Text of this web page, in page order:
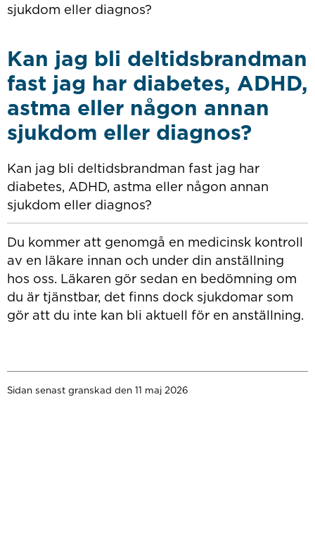
sjukdom eller diagnos?
Kan jag bli deltidsbrandman
fast jag har diabetes, ADHD,
astma eller någon annan
sjukdom eller diagnos?
Kan jag bli deltidsbrandman fast jag har
diabetes, ADHD, astma eller någon annan
sjukdom eller diagnos?
Du kommer att genomgå en medicinsk kontroll
av en läkare innan och under din anställning
hos oss. Läkaren gör sedan en bedömning om
du är tjänstbar, det finns dock sjukdomar som
gör att du inte kan bli aktuell för en anställning.
Sidan senast granskad den 11 maj 2026